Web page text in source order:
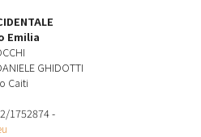
Emilia
GHIDOTTI
Caiti
1752874 -